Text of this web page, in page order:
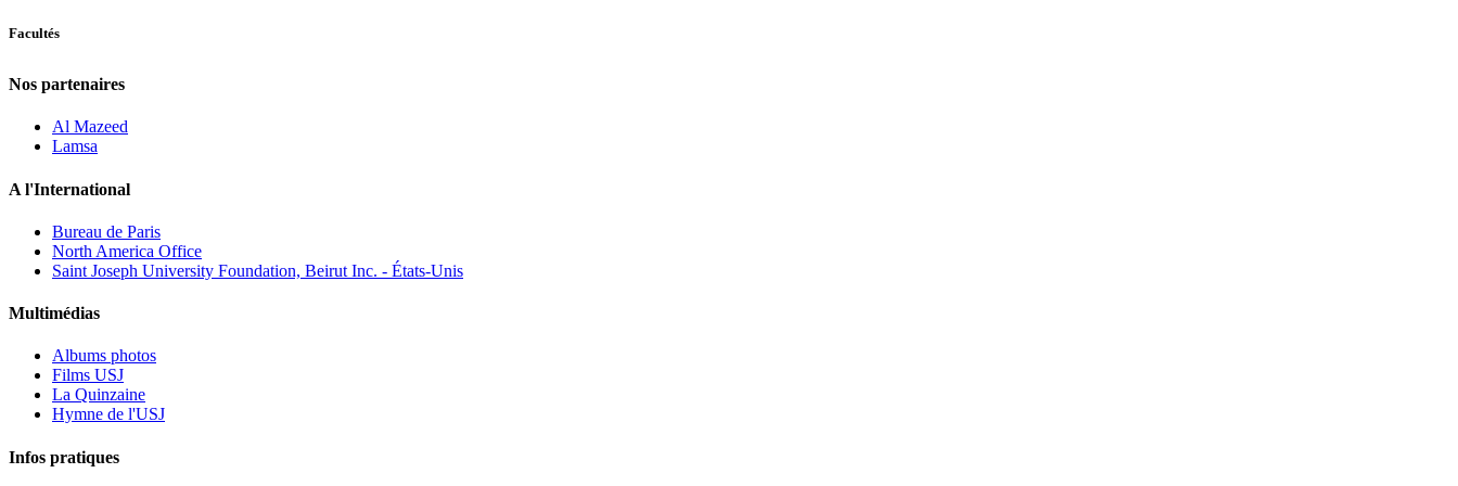
Facultés
Nos partenaires
Al Mazeed
Lamsa
A l'International
Bureau de Paris
North America Office
Saint Joseph University Foundation, Beirut Inc. - États-Unis
Multimédias
Albums photos
Films USJ
La Quinzaine
Hymne de l'USJ
Infos pratiques